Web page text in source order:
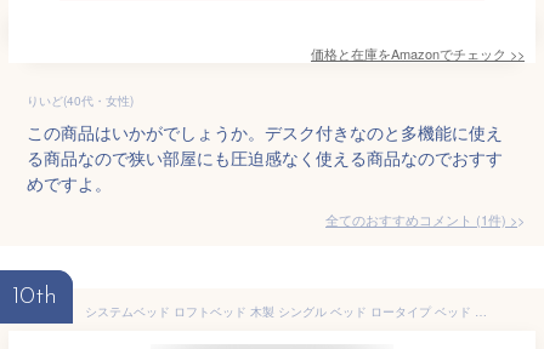
価格と在庫をAmazonでチェック >>
りいど(40代・女性)
この商品はいかがでしょうか。デスク付きなのと多機能に使え
る商品なので狭い部屋にも圧迫感なく使える商品なのでおすす
めですよ。
全てのおすすめコメント (1件) >
10th
システムベッド ロフトベッド 木製 シングル ベッド ロータイプ ベッド デスク 本棚 机付き 学習机 コンパクト 本棚付き 木製ベッド 天然木 収納 子供 大人 一人暮らし コンパクト ミドルベッド 分離 分割 分割式